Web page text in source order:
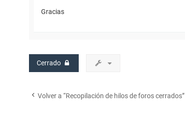
Gracias
Cerrado
Volver a “Recopilación de hilos de foros cerrados”